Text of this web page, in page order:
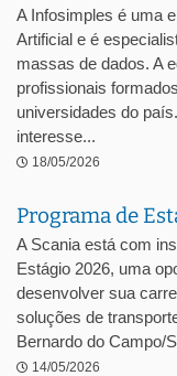
A Infosimples é uma
Artificial e é
massas de dados. A
profissionais
universidades do
interesse...
18/05/2026
Programa de
A Scania está com
Estágio 2026, uma
desenvolver sua
soluções de
Bernardo do Campo/
14/05/2026